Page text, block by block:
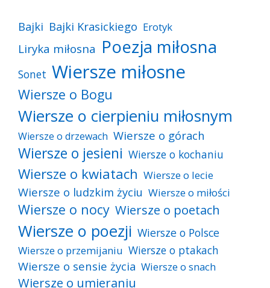
Bajki Bajki Krasickiego Erotyk
Liryka miłosna Poezja miłosna
Sonet Wiersze miłosne
Wiersze o Bogu
Wiersze o cierpieniu miłosnym
Wiersze o drzewach Wiersze o górach
Wiersze o jesieni Wiersze o kochaniu
Wiersze o kwiatach Wiersze o lecie
Wiersze o ludzkim życiu Wiersze o miłości
Wiersze o nocy Wiersze o poetach
Wiersze o poezji Wiersze o Polsce
Wiersze o przemijaniu Wiersze o ptakach
Wiersze o sensie życia Wiersze o snach
Wiersze o umieraniu